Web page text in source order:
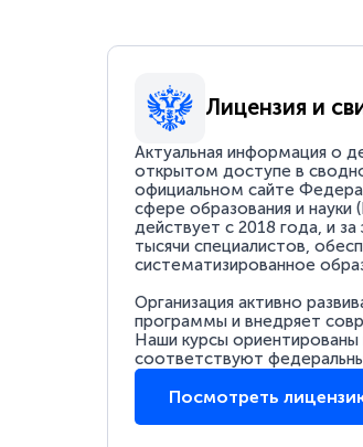
Лицензия и
Актуальная информация о
открытом доступе в
официальном сайте
сфере образования и науки
действует с 2018 года, и
тысячи специалистов,
систематизированное
Организация активно
программы и внедряет
Наши курсы ориентированы
соответствуют
Посмотреть